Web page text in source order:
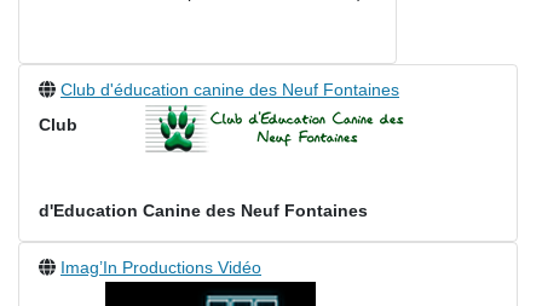
Club d'éducation canine des Neuf Fontaines
Club
d'Education Canine des Neuf Fontaines
Imag’In Productions Vidéo